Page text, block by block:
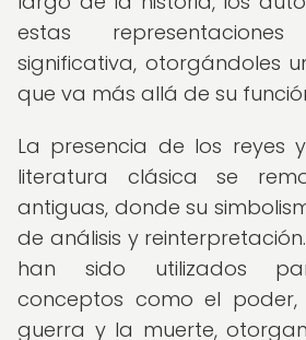
estas
significativa, otorgándoles
que va más allá de su
La presencia de los reyes
literatura clásica se
antiguas, donde su
de análisis y
han sido utilizados
conceptos como el
guerra y la muerte,